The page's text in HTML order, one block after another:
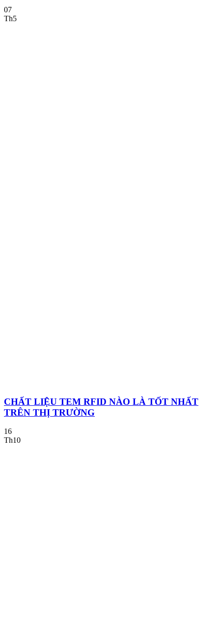
07
Th5
CHẤT LIỆU TEM RFID NÀO LÀ TỐT NHẤT
TRÊN THỊ TRƯỜNG
16
Th10